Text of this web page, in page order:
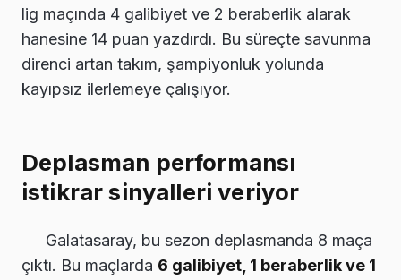
lig maçında 4 galibiyet ve 2 beraberlik alarak
hanesine 14 puan yazdırdı. Bu süreçte savunma
direnci artan takım, şampiyonluk yolunda
kayıpsız ilerlemeye çalışıyor.
Deplasman performansı
istikrar sinyalleri veriyor
Galatasaray, bu sezon deplasmanda 8 maça
çıktı. Bu maçlarda 6 galibiyet, 1 beraberlik ve 1